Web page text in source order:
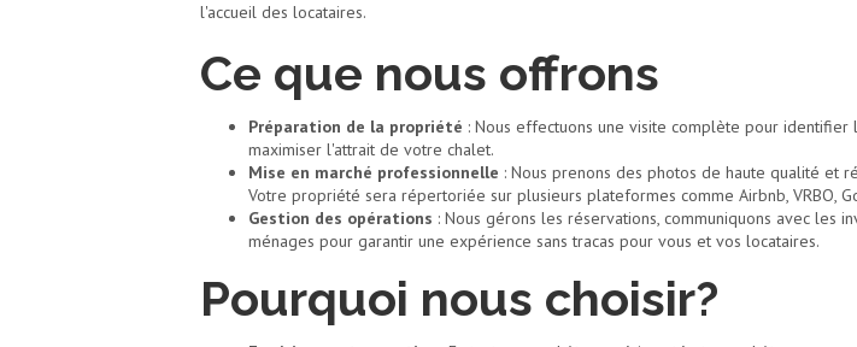
l'accueil des locataires.
Ce que nous offrons
Préparation de la propriété : Nous effectuons une visite complète pour
maximiser l'attrait de votre chalet.
Mise en marché professionnelle : Nous prenons des photos de haute qualité et
Votre propriété sera répertoriée sur plusieurs plateformes comme Airbnb, VRBO,
Gestion des opérations : Nous gérons les réservations, communiquons avec les
ménages pour garantir une expérience sans tracas pour vous et vos locataires.
Pourquoi nous choisir?